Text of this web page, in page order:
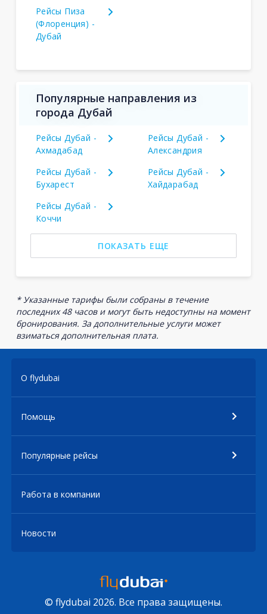
Рейсы Пиза
(Флоренция) -
Дубай
Популярные направления из
города Дубай
Рейсы Дубай -
Ахмадабад
Рейсы Дубай -
Александрия
Рейсы Дубай -
Бухарест
Рейсы Дубай -
Хайдарабад
Рейсы Дубай -
Коччи
ПОКАЗАТЬ ЕЩЕ
* Указанные тарифы были собраны в течение
последних 48 часов и могут быть недоступны на момент
бронирования. За дополнительные услуги может
взиматься дополнительная плата.
О flydubai
Помощь
Популярные рейсы
Работа в компании
Новости
© flydubai 2026. Все права защищены.